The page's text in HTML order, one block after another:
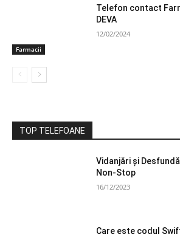
Farmacii
Telefon contact
DEVA
12/02/2024
TOP TELEFOANE
Vidanjări și
Non-Stop
16/12/2023
Care este codul